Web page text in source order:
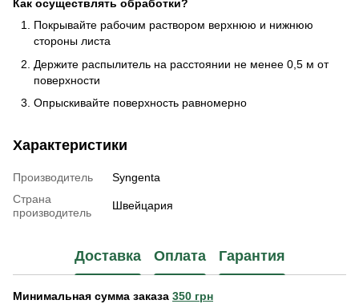
Как осуществлять обработки?
Покрывайте рабочим раствором верхнюю и нижнюю
стороны листа
Держите распылитель на расстоянии не менее 0,5 м от
поверхности
Опрыскивайте поверхность равномерно
Характеристики
Производитель
Syngenta
Страна
производитель
Швейцария
Доставка Оплата Гарантия
Минимальная сумма заказа 350 грн